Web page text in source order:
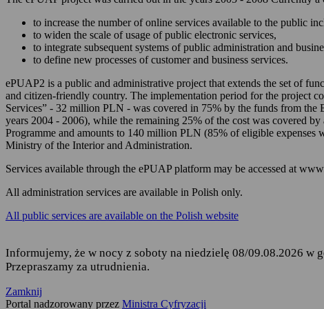
zarządzania Twoim
korzystania z usług
składania podań i
odbierania
Podstawę przetwarzania
Rozporządzenie
fizycznych w związku
Ustawa z dnia 17
ust. 1 i 2,
Rozporządzenie
elektronicznej
Odbiorcą Twoich danych jest
to increase the number of online services available to the public
to widen the scale of usage of public electronic services,
to integrate subsequent systems of public administration and
to define new processes of customer and business services.
ePUAP2 is a public and administrative project that extends the set of
and citizen-friendly country. The implementation period for the project
Services” - 32 million PLN - was covered in 75% by the funds from the
years 2004 - 2006), while the remaining 25% of the cost was covered
Programme and amounts to 140 million PLN (85% of eligible
Ministry of the Interior and Administration.
Services available through the ePUAP platform may be accessed at
All administration services are available in Polish only.
All public services are available on the Polish website
Informujemy, że w nocy z soboty na niedzielę 08/09.08.2026 w
Przepraszamy za utrudnienia.
Zamknij
Portal nadzorowany przez Ministra Cyfryzacji